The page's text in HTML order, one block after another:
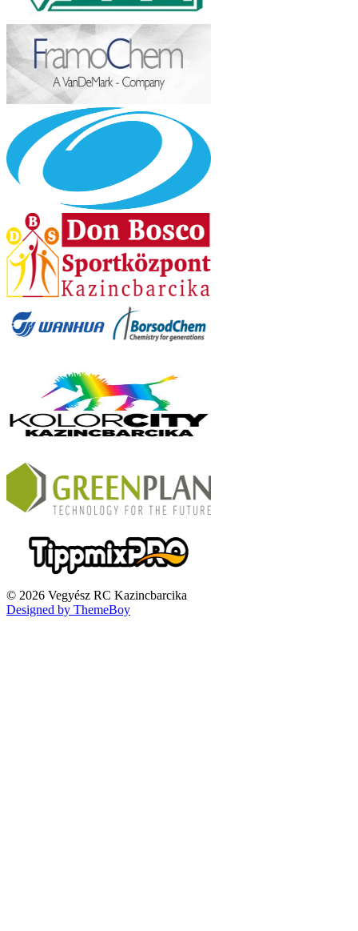
© 2026 Vegyész RC Kazincbarcika
Designed by ThemeBoy